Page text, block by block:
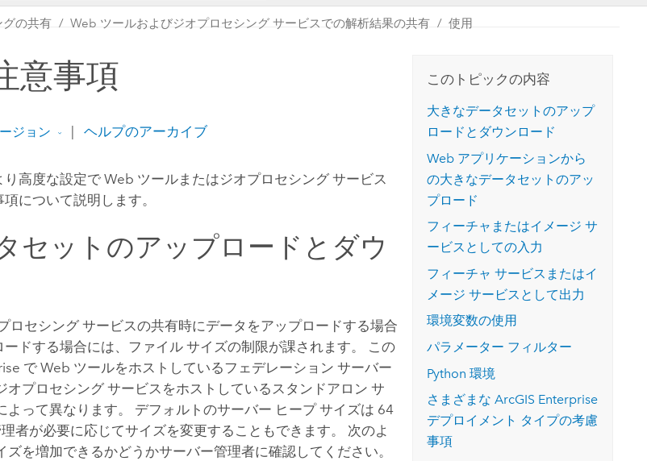
Esri 製品、パートナー製品、開発
ArcGIS Pro は、Esri の世界をリードする
られています。 技術がどのようなものかを
ブ マップを試したり、製品の機能を調べた
り、無料トライアルを開始したりします。
ArcGIS Pro の詳細
GIS を活用して、最新の強靱で持続可能な未
的アプローチは、インフラストラクチャ プ
ロジェクトが周囲の環境とどのように関連
しているかをリーダーが理解するのに役立
インフラストラクチャ管理の探索
My Esri
せる
するために使用される空間統計技術を探索
Esri と The Science of Where
ビジネスおよびテクノロジ
リーダーの声
ArcWatch
すべてのストーリー
2024 年にブラジルで発生した歴史的な洪水
リケーションを構築し、重要な救助活動を
ストーリーを読む
メディアおよびアナリスト関
ーメーション
グの共有 Web ツールおよびジオプロセシング サービスでの解析結果の共有 使用
意事項
ジョン ヘルプのアーカイブ
高度な設定で Web ツールまたはジオプロセシング サービス
について説明します。
セットのアップロードとダウ
ロセシング サービスの共有時にデータをアップロードする場合
ドする場合には、ファイル サイズの制限が課されます。 この
で Web ツールをホストしているフェデレーション サーバー
オプロセシング サービスをホストしているスタンドアロン サ
よって異なります。 デフォルトのサーバー ヒープ サイズは 64
者が必要に応じてサイズを変更することもできます。 次のよ
ズを増加できるかどうかサーバー管理者に確認してください。
このトピックの内容
大きなデータセットのアップ
ロードとダウンロード
Web アプリケーションから
の大きなデータセットのアッ
プロード
フィーチャまたはイメージ サ
ービスとしての入力
フィーチャ サービスまたはイ
メージ サービスとして出力
環境変数の使用
パラメーター フィルター
Python 環境
さまざまなArcGIS Enterprise
デプロイメント タイプの考慮
事項